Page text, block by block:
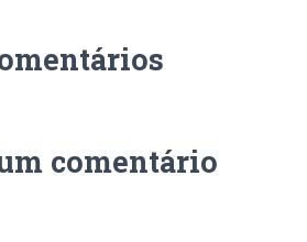
comentário